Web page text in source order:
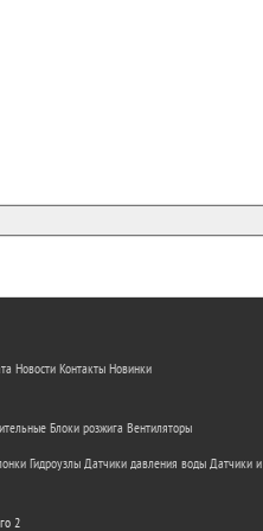
Новости Контакты Новинки
Блоки розжига Вентиляторы
Гидроузлы Датчики давления воды Датчики
2